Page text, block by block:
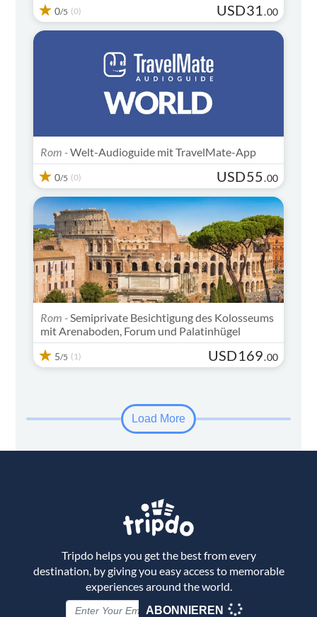
0/5 (0) USD31 .00
Rom -Welt-Audioguide mit TravelMate-App
0/5 (0) USD55.00
Rom - Semiprivate Besichtigung des Kolosseums
mit Arenaboden, Forum und Palatinhügel
5/5 (1) USD169.00
Load More
Tripdo helps you get the best from every
destination, by giving you easy access to memorable
experiences around the world.
ABONNIEREN